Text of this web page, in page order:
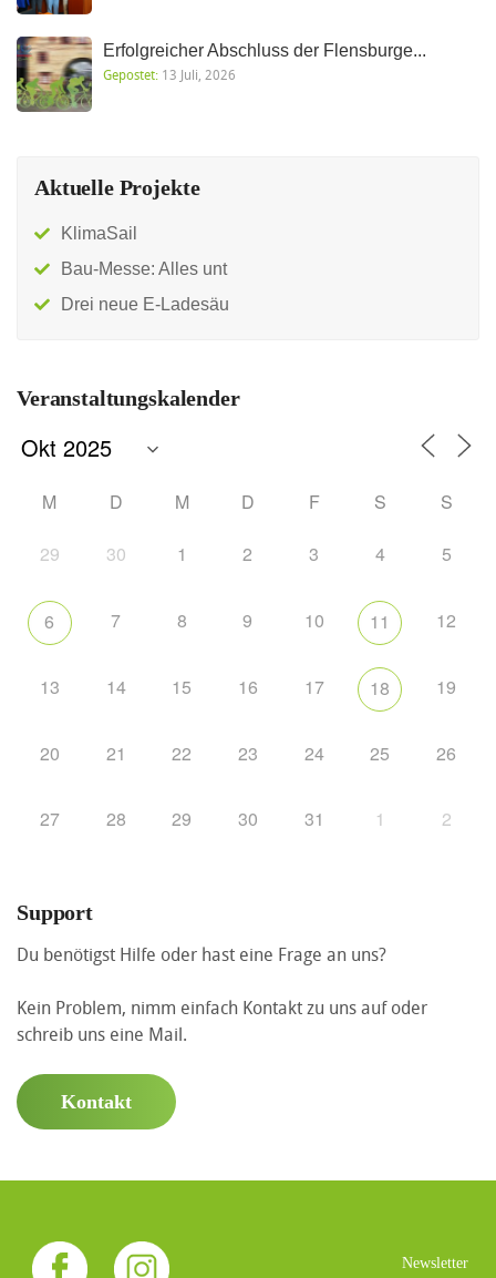
Erfolgreicher Abschluss der Flensburge...
Gepostet: 13 Juli, 2026
Aktuelle Projekte
KlimaSail
Bau-Messe: Alles unt
Drei neue E-Ladesäu
Veranstaltungskalender
M D M D F S S
29 30 1 2 3 4 5
6 7 8 9 10 11 12
13 14 15 16 17 18 19
20 21 22 23 24 25 26
27 28 29 30 31 1 2
Support
Du benötigst Hilfe oder hast eine Frage an uns?
Kein Problem, nimm einfach Kontakt zu uns auf oder
schreib uns eine Mail.
Kontakt
Newsletter